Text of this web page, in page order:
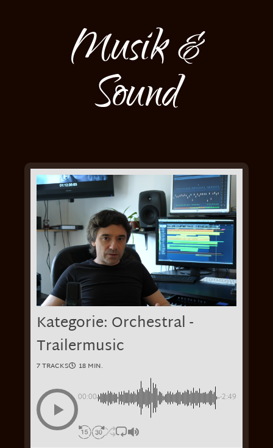
Musik &
Sound
Kategorie: Orchestral -
Trailermusic
7 TRACKS 18 MIN.
00:00 -2:49